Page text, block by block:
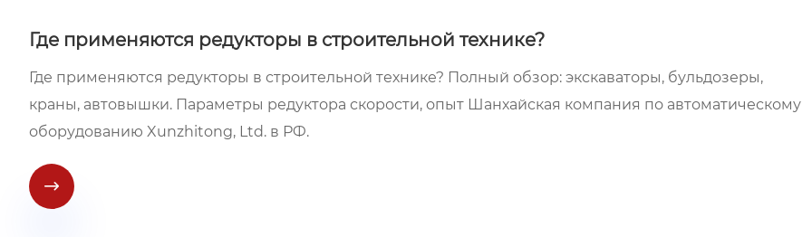
Где применяются редукторы в строительной технике?
Где применяются редукторы в строительной технике? Полный обзор: экскаваторы, бульдозеры,
краны, автовышки. Параметры редуктора скорости, опыт Шанхайская компания по автоматическому
оборудованию Xunzhitong, Ltd. в РФ.
